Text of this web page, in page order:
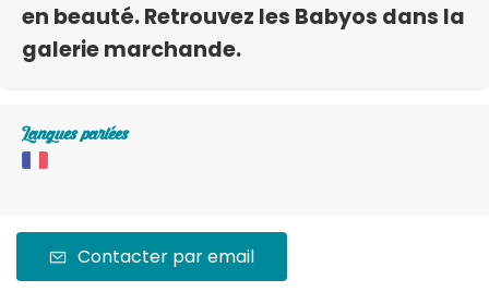
en beauté. Retrouvez les Babyos dans la
galerie marchande.
Langues parlées
Contacter par email